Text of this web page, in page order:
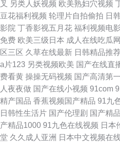
叉 另类人妖视频 欧美熟妇穴视频
豆花福利视频 轮理片自拍偷拍 日
影院 丁香影视五月花 福利视频电
免费 欧美三级日本 成人在线吃瓜
区三区 久草在线最新 日韩精品推
a片123 另类视频欧美 国产在线直
费看黄 操操无码视频 国产高清第
人夜夜做 国产在线小视频 91com
精产国品 香蕉视频国产精品 91九
日韩性生活片 国产伦理剧 国产精
产精品1000 91九色在线视频 日本
堂 久久成人亚洲 日本中文视频在